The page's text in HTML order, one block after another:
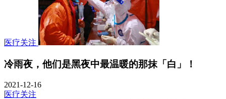
医疗关注
冷雨夜，他们是黑夜中最温暖的那抹「白」！
2021-12-16
医疗关注